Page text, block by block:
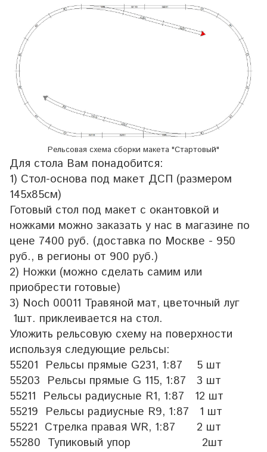
Рельсовая схема сборки макета "Стартовый"
Для стола Вам понадобится:
1) Стол-основа под макет ДСП (размером
145х85см)
Готовый стол под макет с окантовкой и
ножками можно заказать у нас в магазине по
цене 7400 руб. (доставка по Москве - 950
руб., в регионы от 900 руб.)
2) Ножки (можно сделать самим или
приобрести готовые)
3) Noch 00011 Травяной мат, цветочный луг
1шт. приклеивается на стол.
Уложить рельсовую схему на поверхности
используя следующие рельсы:
55201 Рельсы прямые G231, 1:87 5 шт
55203 Рельсы прямые G 115, 1:87 3 шт
55211 Рельсы радиусные R1, 1:87 12 шт
55219 Рельсы радиусные R9, 1:87 1 шт
55221 Стрелка правая WR, 1:87 2 шт
55280 Тупиковый упор 2шт